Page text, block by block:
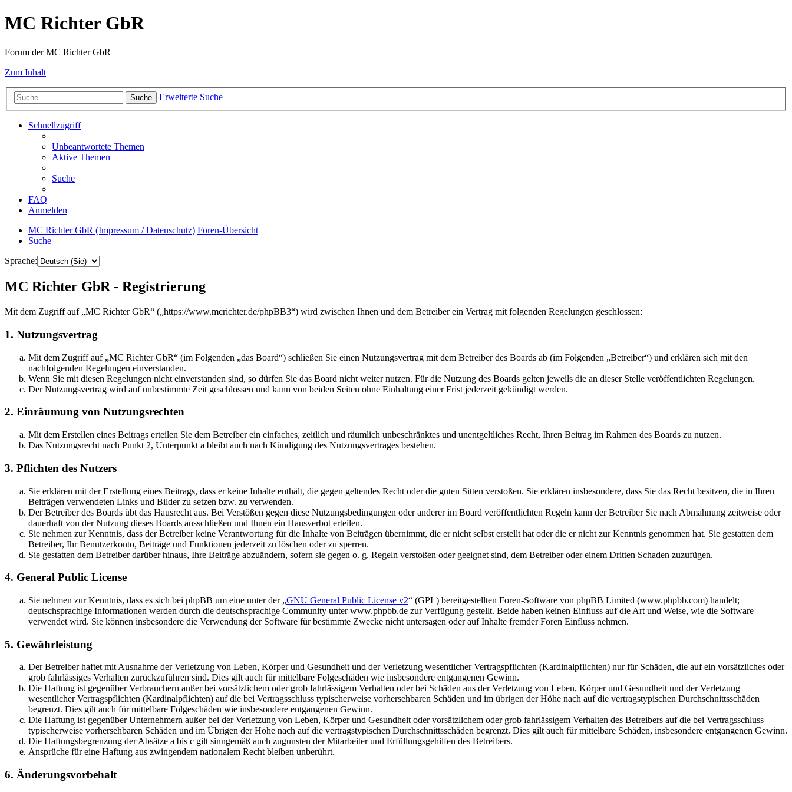
MC Richter GbR
Forum der MC Richter GbR
Zum Inhalt
Suche Erweiterte Suche
Schnellzugriff
Unbeantwortete Themen
Aktive Themen
Suche
FAQ
Anmelden
MC Richter GbR (Impressum / Datenschutz) Foren-Übersicht
Suche
Sprache:
MC Richter GbR - Registrierung
Mit dem Zugriff auf „MC Richter GbR“ („https://www.mcrichter.de/phpBB3“) wird zwischen Ihnen und dem Betreiber ein Vertrag mit folgenden Regelungen geschlossen:
1. Nutzungsvertrag
Mit dem Zugriff auf „MC Richter GbR“ (im Folgenden „das Board“) schließen Sie einen Nutzungsvertrag mit dem Betreiber des Boards ab (im Folgenden „Betreiber“) und erklären sich mit den
nachfolgenden Regelungen einverstanden.
Wenn Sie mit diesen Regelungen nicht einverstanden sind, so dürfen Sie das Board nicht weiter nutzen. Für die Nutzung des Boards gelten jeweils die an dieser Stelle veröffentlichten Regelungen.
Der Nutzungsvertrag wird auf unbestimmte Zeit geschlossen und kann von beiden Seiten ohne Einhaltung einer Frist jederzeit gekündigt werden.
2. Einräumung von Nutzungsrechten
Mit dem Erstellen eines Beitrags erteilen Sie dem Betreiber ein einfaches, zeitlich und räumlich unbeschränktes und unentgeltliches Recht, Ihren Beitrag im Rahmen des Boards zu nutzen.
Das Nutzungsrecht nach Punkt 2, Unterpunkt a bleibt auch nach Kündigung des Nutzungsvertrages bestehen.
3. Pflichten des Nutzers
Sie erklären mit der Erstellung eines Beitrags, dass er keine Inhalte enthält, die gegen geltendes Recht oder die guten Sitten verstoßen. Sie erklären insbesondere, dass Sie das Recht besitzen, die in Ihren
Beiträgen verwendeten Links und Bilder zu setzen bzw. zu verwenden.
Der Betreiber des Boards übt das Hausrecht aus. Bei Verstößen gegen diese Nutzungsbedingungen oder anderer im Board veröffentlichten Regeln kann der Betreiber Sie nach Abmahnung zeitweise oder
dauerhaft von der Nutzung dieses Boards ausschließen und Ihnen ein Hausverbot erteilen.
Sie nehmen zur Kenntnis, dass der Betreiber keine Verantwortung für die Inhalte von Beiträgen übernimmt, die er nicht selbst erstellt hat oder die er nicht zur Kenntnis genommen hat. Sie gestatten dem
Betreiber, Ihr Benutzerkonto, Beiträge und Funktionen jederzeit zu löschen oder zu sperren.
Sie gestatten dem Betreiber darüber hinaus, Ihre Beiträge abzuändern, sofern sie gegen o. g. Regeln verstoßen oder geeignet sind, dem Betreiber oder einem Dritten Schaden zuzufügen.
4. General Public License
Sie nehmen zur Kenntnis, dass es sich bei phpBB um eine unter der „GNU General Public License v2“ (GPL) bereitgestellten Foren-Software von phpBB Limited (www.phpbb.com) handelt;
deutschsprachige Informationen werden durch die deutschsprachige Community unter www.phpbb.de zur Verfügung gestellt. Beide haben keinen Einfluss auf die Art und Weise, wie die Software
verwendet wird. Sie können insbesondere die Verwendung der Software für bestimmte Zwecke nicht untersagen oder auf Inhalte fremder Foren Einfluss nehmen.
5. Gewährleistung
Der Betreiber haftet mit Ausnahme der Verletzung von Leben, Körper und Gesundheit und der Verletzung wesentlicher Vertragspflichten (Kardinalpflichten) nur für Schäden, die auf ein vorsätzliches oder
grob fahrlässiges Verhalten zurückzuführen sind. Dies gilt auch für mittelbare Folgeschäden wie insbesondere entgangenen Gewinn.
Die Haftung ist gegenüber Verbrauchern außer bei vorsätzlichem oder grob fahrlässigem Verhalten oder bei Schäden aus der Verletzung von Leben, Körper und Gesundheit und der Verletzung
wesentlicher Vertragspflichten (Kardinalpflichten) auf die bei Vertragsschluss typischerweise vorhersehbaren Schäden und im übrigen der Höhe nach auf die vertragstypischen Durchschnittsschäden
begrenzt. Dies gilt auch für mittelbare Folgeschäden wie insbesondere entgangenen Gewinn.
Die Haftung ist gegenüber Unternehmern außer bei der Verletzung von Leben, Körper und Gesundheit oder vorsätzlichem oder grob fahrlässigem Verhalten des Betreibers auf die bei Vertragsschluss
typischerweise vorhersehbaren Schäden und im Übrigen der Höhe nach auf die vertragstypischen Durchschnittsschäden begrenzt. Dies gilt auch für mittelbare Schäden, insbesondere entgangenen Gewinn.
Die Haftungsbegrenzung der Absätze a bis c gilt sinngemäß auch zugunsten der Mitarbeiter und Erfüllungsgehilfen des Betreibers.
Ansprüche für eine Haftung aus zwingendem nationalem Recht bleiben unberührt.
6. Änderungsvorbehalt